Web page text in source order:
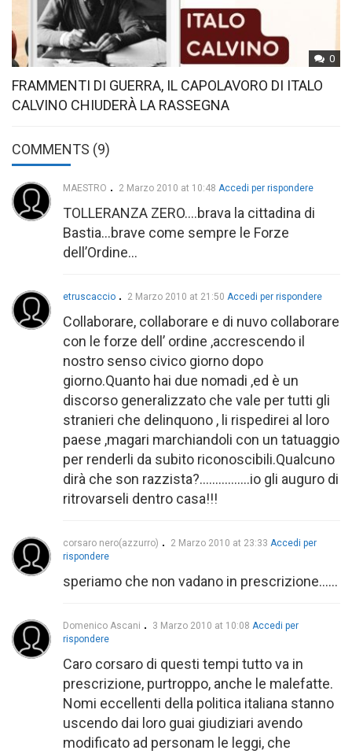
0
FRAMMENTI DI GUERRA, IL CAPOLAVORO DI ITALO
CALVINO CHIUDERÀ LA RASSEGNA
COMMENTS (9)
MAESTRO 2 Marzo 2010 at 10:48 Accedi per rispondere
TOLLERANZA ZERO….brava la cittadina di
Bastia…brave come sempre le Forze
dell’Ordine…
etruscaccio 2 Marzo 2010 at 21:50 Accedi per rispondere
Collaborare, collaborare e di nuvo collaborare
con le forze dell’ ordine ,accrescendo il
nostro senso civico giorno dopo
giorno.Quanto hai due nomadi ,ed è un
discorso generalizzato che vale per tutti gli
stranieri che delinquono , li rispedirei al loro
paese ,magari marchiandoli con un tatuaggio
per renderli da subito riconoscibili.Qualcuno
dirà che son razzista?…………….io gli auguro di
ritrovarseli dentro casa!!!
corsaro nero(azzurro) 2 Marzo 2010 at 23:33 Accedi per
rispondere
speriamo che non vadano in prescrizione……
Domenico Ascani 3 Marzo 2010 at 10:08 Accedi per
rispondere
Caro corsaro di questi tempi tutto va in
prescrizione, purtroppo, anche le malefatte.
Nomi eccellenti della politica italiana stanno
uscendo dai loro guai giudiziari avendo
modificato ad personam le leggi, che